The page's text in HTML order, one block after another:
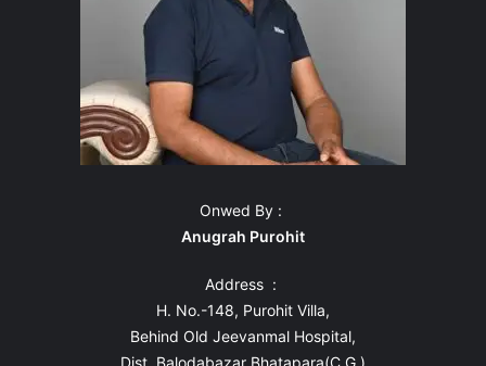
Onwed By :
Anugrah Purohit
Address :
H. No.-148, Purohit Villa,
Behind Old Jeevanmal Hospital,
Dist. Balodabazar Bhatapara(C.G.)